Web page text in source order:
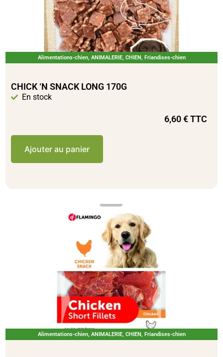
Alimentations-chien, ANIMALERIE, CHIEN, Friandises-chien
CHICK ‘N SNACK LONG 170G
En stock
6,60€TTC
Ajouter au panier
Alimentations-chien, ANIMALERIE, CHIEN, Friandises-chien